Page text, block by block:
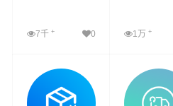
7千 + 0
查看详细
1万+
查看详细